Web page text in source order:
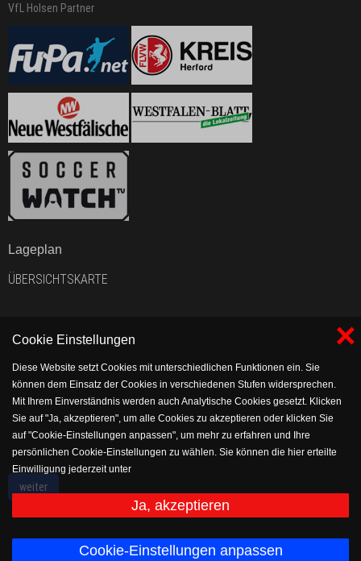
×
Cookie Einstellungen
Diese Website setzt Cookies mit unterschiedlichen Funktionen ein. Sie
können dem Einsatz der Cookies in verschiedenen Stufen widersprechen.
Mit Ihrem Einverständnis werden auch Analytische Cookies gesetzt. Klicken
Sie auf "Ja, akzeptieren", um alle Cookies zu akzeptieren oder klicken Sie
auf "Cookie-Einstellungen anpassen", um mehr zu erfahren und Ihre
persönlichen Cookie-Einstellungen zu wählen. Sie können die hier erteilte
Einwilligung jederzeit unter
https://www.vflholsen.com/verein/impressum/datenschutz widerrufen bzw.
Ja, akzeptieren
Cookie-Einstellungen anpassen
VfL Holsen Partner
Lageplan
ÜBERSICHTSKARTE
weiter